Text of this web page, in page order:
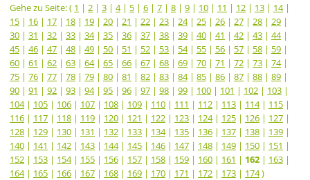
Gehe zu Seite: ( 1 | 2 | 3 | 4| 5 | 6 | 7 | 8 | 9 | 10 | 11 | 12 | 13 | 14|
15 | 16 | 17 | 18 | 19 | 20 | 21 | 22 | 23 | 24| 25 | 26 | 27 | 28 | 29 |
30 | 31 | 32 | 33 | 34| 35 | 36 | 37 | 38 | 39 | 40 | 41 | 42 | 43 | 44|
45 | 46 | 47 | 48 | 49 | 50 | 51 | 52 | 53 | 54| 55 | 56 | 57 | 58 | 59 |
60 | 61 | 62 | 63 | 64| 65 | 66 | 67 | 68 | 69 | 70 | 71 | 72 | 73 | 74|
75 | 76 | 77 | 78 | 79 | 80 | 81 | 82 | 83 | 84| 85 | 86 | 87 | 88 | 89 |
90 | 91 | 92 | 93 | 94| 95 | 96 | 97 | 98 | 99 | 100 | 101 | 102 | 103 |
104| 105 | 106 | 107 | 108 | 109 | 110 | 111 | 112 | 113 | 114| 115 |
116 | 117 | 118 | 119 | 120 | 121 | 122 | 123 | 124| 125 | 126 | 127 |
128 | 129 | 130 | 131 | 132 | 133 | 134| 135 | 136 | 137 | 138 | 139 |
140 | 141 | 142 | 143 | 144| 145 | 146 | 147 | 148 | 149 | 150 | 151 |
152 | 153 | 154| 155 | 156 | 157 | 158 | 159 | 160 | 161 | 162 | 163 |
164| 165 | 166 | 167 | 168 | 169 | 170 | 171 | 172 | 173 | 174)